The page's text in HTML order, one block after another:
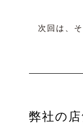
次回は、そ
弊社の